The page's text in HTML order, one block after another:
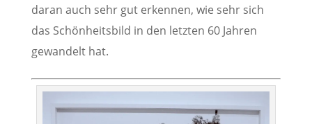
daran auch sehr gut erkennen, wie sehr sich
das Schönheitsbild in den letzten 60 Jahren
gewandelt hat.